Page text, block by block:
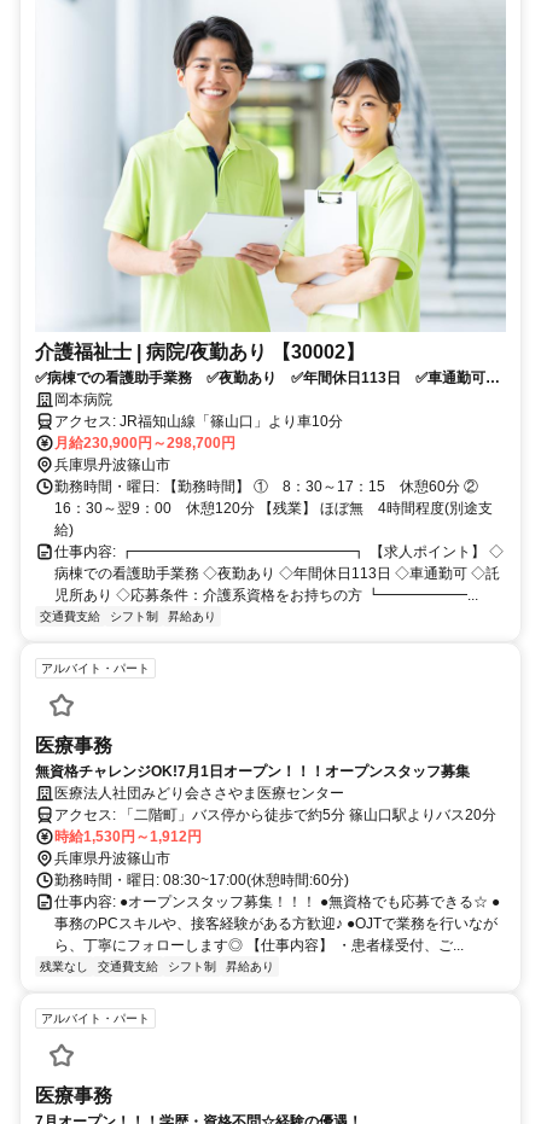
介護福祉士 | 病院/夜勤あり 【30002】
✅病棟での看護助手業務 ✅夜勤あり ✅年間休日113日 ✅車通勤可
✅託児所あり ✅応募条件：介護系資格をお持ちの方
岡本病院
アクセス: JR福知山線「篠山口」より車10分
月給230,900円～298,700円
兵庫県丹波篠山市
勤務時間・曜日: 【勤務時間】 ① 8：30～17：15 休憩60分 ②
16：30～翌9：00 休憩120分 【残業】 ほぼ無 4時間程度(別途支
給)
仕事内容: ┏━━━━━━━━━━━━━━━┓ 【求人ポイント】 ◇
病棟での看護助手業務 ◇夜勤あり ◇年間休日113日 ◇車通勤可 ◇託
児所あり ◇応募条件：介護系資格をお持ちの方 ┗━━━━━━...
交通費支給 シフト制 昇給あり
アルバイト・パート
医療事務
無資格チャレンジOK!7月1日オープン！！！オープンスタッフ募集
医療法人社団みどり会ささやま医療センター
アクセス: 「二階町」バス停から徒歩で約5分 篠山口駅よりバス20分
時給1,530円～1,912円
兵庫県丹波篠山市
勤務時間・曜日: 08:30~17:00(休憩時間:60分)
仕事内容: ●オープンスタッフ募集！！！ ●無資格でも応募できる☆ ●
事務のPCスキルや、接客経験がある方歓迎♪ ●OJTで業務を行いなが
ら、丁寧にフォローします◎ 【仕事内容】 ・患者様受付、ご...
残業なし 交通費支給 シフト制 昇給あり
アルバイト・パート
医療事務